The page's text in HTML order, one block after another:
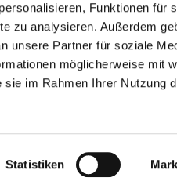
Funktionen für
zu analysieren. Außerdem
unsere Partner für soziale
möglicherweise mit
im Rahmen Ihrer Nutzung
Statistiken
Impressum